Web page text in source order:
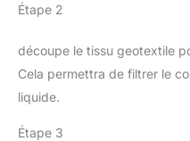
Étape 2
découpe le tissu geotextile
Cela permettra de filtrer le
liquide.
Étape 3